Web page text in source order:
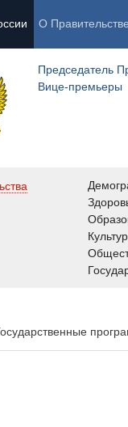
О Правительстве
Председатель
Вице-премьеры